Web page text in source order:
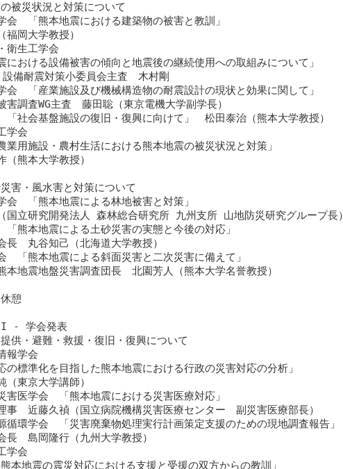
被災状況と対策について
会　「熊本地震における建築物の被害と教訓」
福岡大学教授）
衛生工学会
における設備被害の傾向と地震後の継続使用への取組みについて」
備耐震対策小委員会主査　木村剛
会　「産業施設及び機械構造物の耐震設計の現状と効果に関して」
調査WG主査　藤田聡（東京電機大学副学長）
「社会基盤施設の復旧・復興に向けて」　松田泰治（熊本大学教授）
学会
業用施設・農村生活における熊本地震の被災状況と対策」
熊本大学教授）
害・風水害と対策について
会　「熊本地震による林地被害と対策」
国立研究開発法人 森林総合研究所 九州支所 山地防災研究グループ長）
「熊本地震による土砂災害の実態と今後の対応」
　丸谷知己（北海道大学教授）
　「熊本地震による斜面災害と二次災害に備えて」
地震地盤災害調査団長　北園芳人（熊本大学名誉教授）
憩
I - 学会発表
供・避難・救援・復旧・復興について
報学会
の標準化を目指した熊本地震における行政の災害対応の分析」
東京大学講師）
害医学会　「熊本地震における災害医療対応」
　近藤久禎（国立病院機構災害医療センター　副災害医療部長）
循環学会　「災害廃棄物処理実行計画策定支援のための現地調査報告」
　島岡隆行（九州大学教授）
学会
熊本地震の震災対応における支援と受援の双方からの教訓」